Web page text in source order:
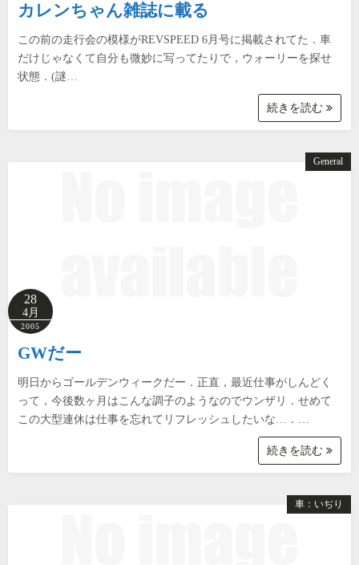
カレンちゃん雑誌に載る
この前の走行会の模様がREVSPEED 6月号に掲載されてた．車
だけじゃなくて自分も微妙に写ってたりで，ウォーリーを探せ
状態．(謎…
続きを読む
General
28
4月
2005
GWだー
明日からゴールデンウィークだー．正直，最近仕事がしんどく
って，今後数ヶ月はこんな調子のようなのでウンザリ．せめて
この大型連休は仕事を忘れてリフレッシュしたいな…．…
続きを読む
車：いぢり